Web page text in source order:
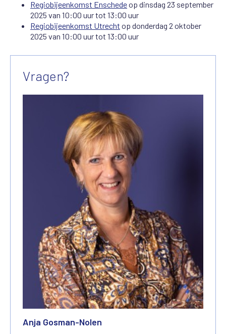
Regiobijeenkomst Enschedeop dinsdag 23 september
2025 van 10:00 uur tot 13:00 uur
Regiobijeenkomst Utrecht op donderdag 2 oktober
2025 van 10:00 uur tot 13:00 uur
Vragen?
Anja Gosman-Nolen